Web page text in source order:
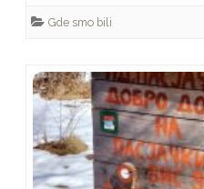
Gde smo bili